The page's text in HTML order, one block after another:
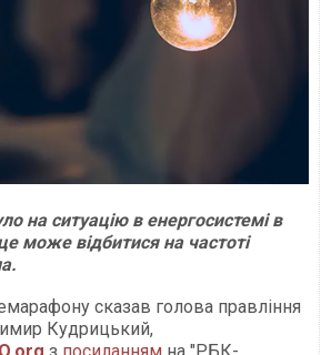
на ситуацію в енергосистемі в
може відбитися на частоті
сказав голова правління
Кудрицький,